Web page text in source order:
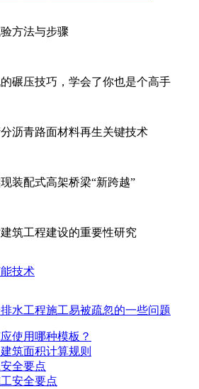
方法与步骤
碾压技巧，学会了你也是个高手
沥青路面材料再生关键技术
装配式高架桥梁“新跨越”
筑工程建设的重要性研究
技术
水工程施工易被疏忽的一些问题
使用哪种模板？
筑面积计算规则
全要点
安全要点